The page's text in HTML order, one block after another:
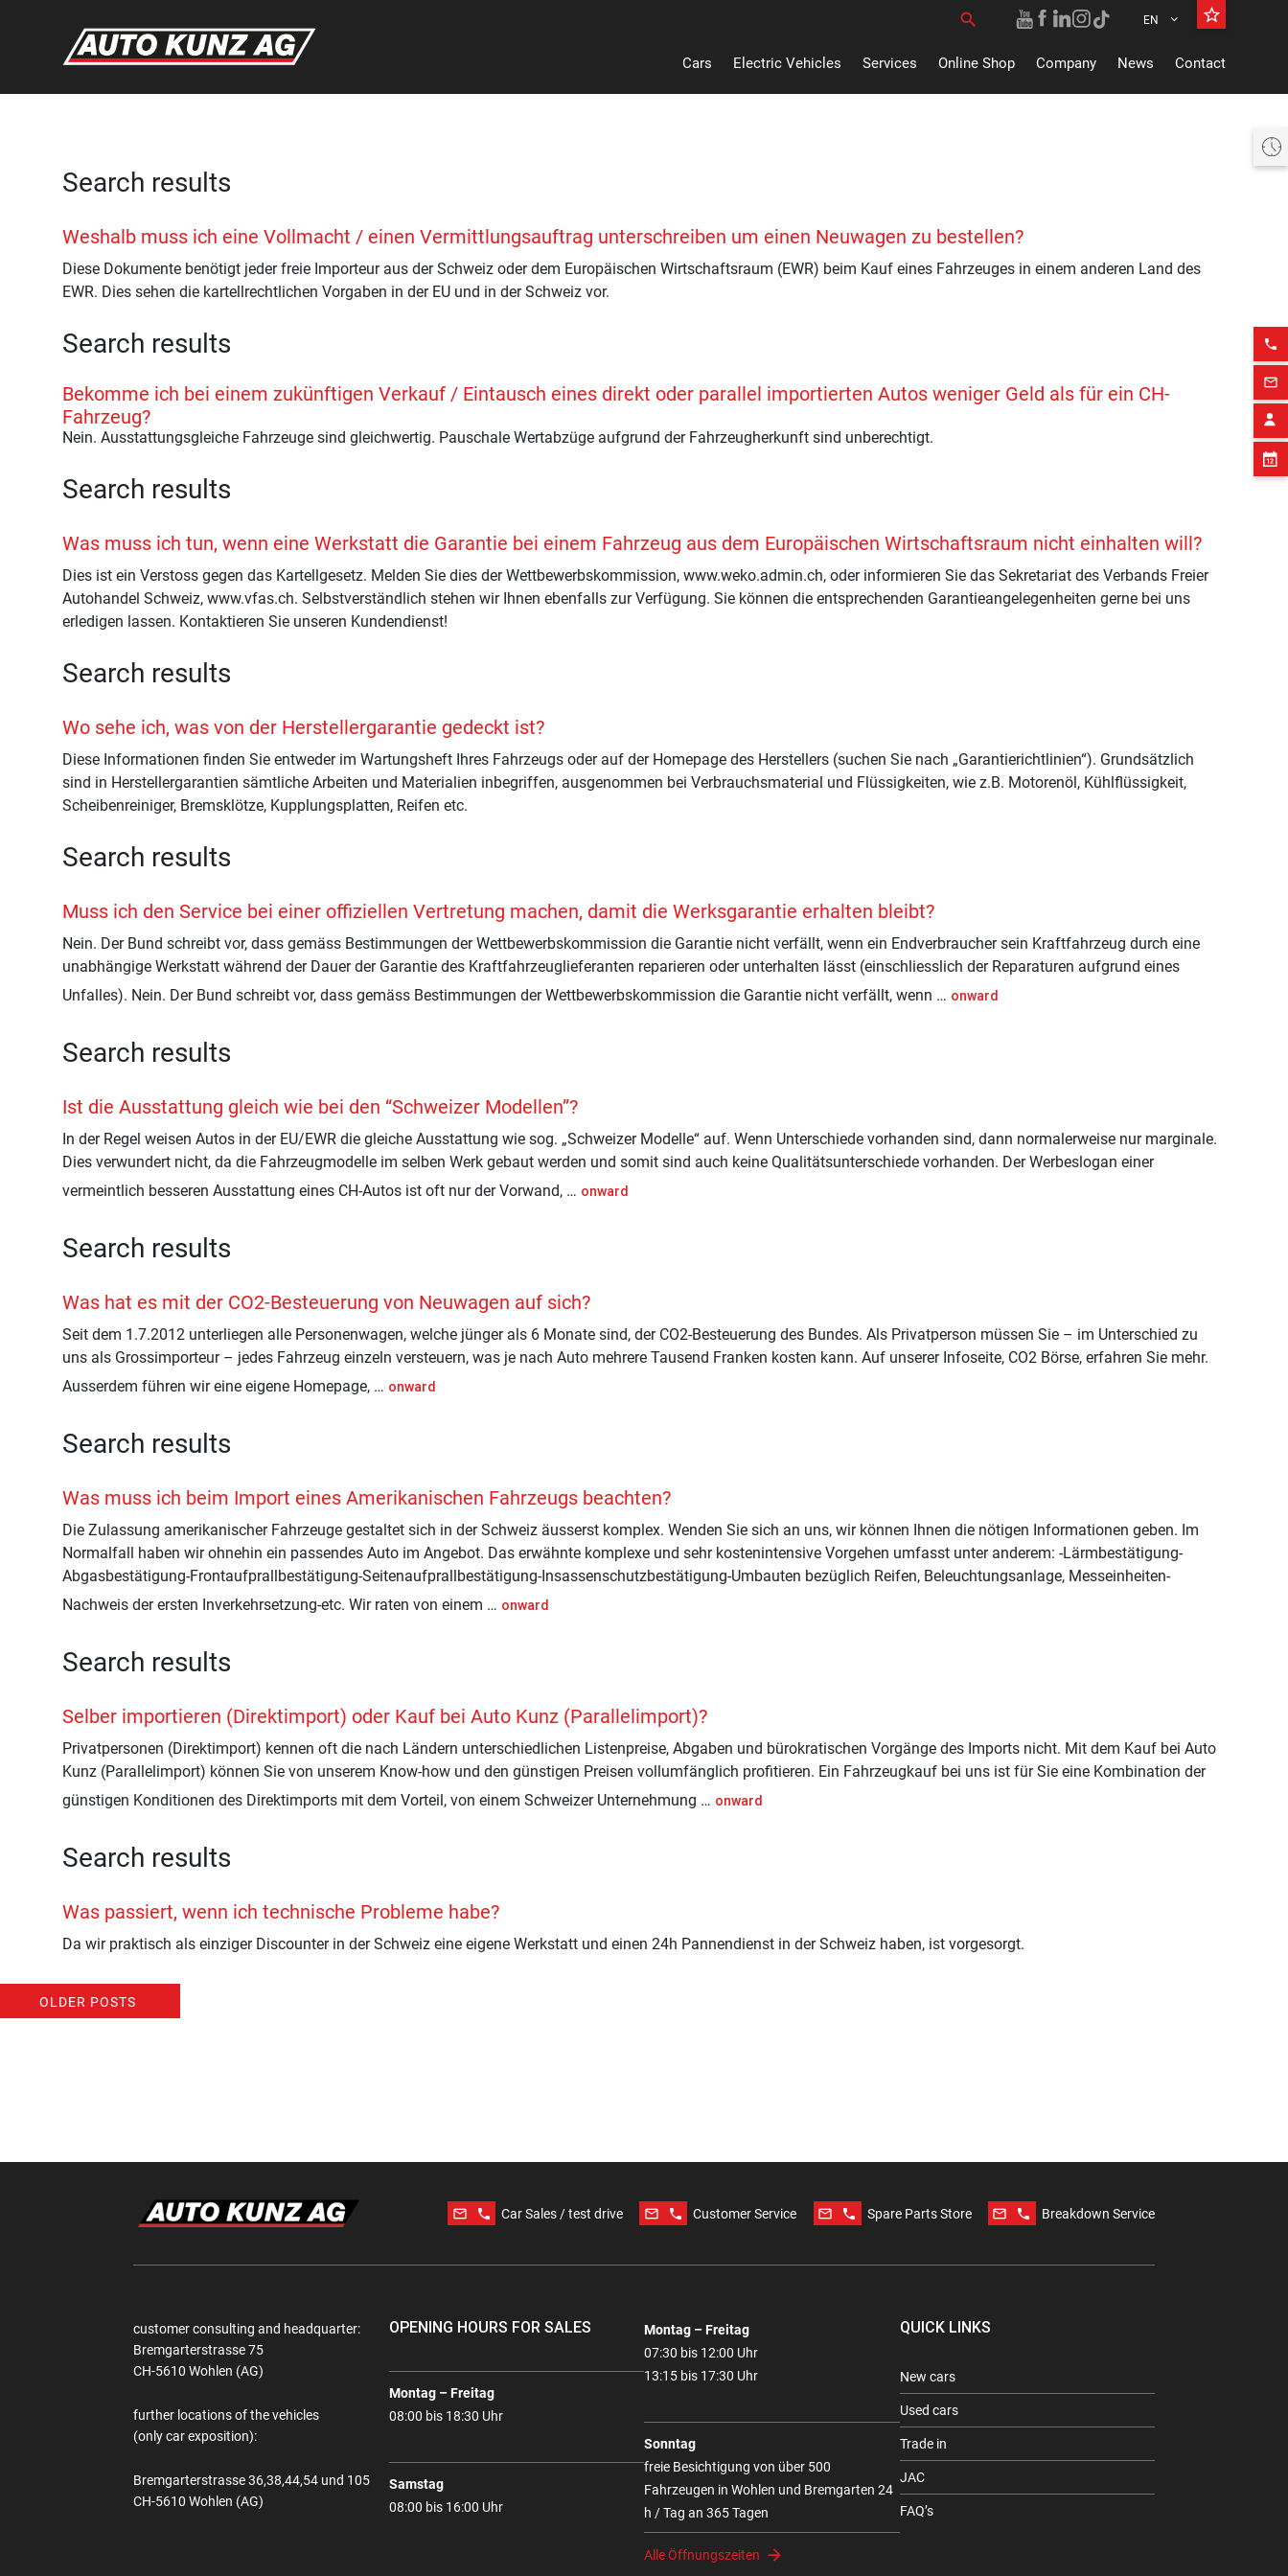
Search for:
search EN star_border
Cars Electric Vehicles Services Online Shop Company News Contact
phone
mail_outline
Search results
Weshalb muss ich eine Vollmacht / einen Vermittlungsauftrag unterschreiben um einen Neuwagen zu bestellen?
Diese Dokumente benötigt jeder freie Importeur aus der Schweiz oder dem Europäischen Wirtschaftsraum (EWR) beim Kauf eines Fahrzeuges in einem anderen Land des
EWR. Dies sehen die kartellrechtlichen Vorgaben in der EU und in der Schweiz vor.
Search results
Bekomme ich bei einem zukünftigen Verkauf / Eintausch eines direkt oder parallel importierten Autos weniger Geld als für ein CH-
Fahrzeug?
Nein. Ausstattungsgleiche Fahrzeuge sind gleichwertig. Pauschale Wertabzüge aufgrund der Fahrzeugherkunft sind unberechtigt.
Search results
Was muss ich tun, wenn eine Werkstatt die Garantie bei einem Fahrzeug aus dem Europäischen Wirtschaftsraum nicht einhalten will?
Dies ist ein Verstoss gegen das Kartellgesetz. Melden Sie dies der Wettbewerbskommission, www.weko.admin.ch, oder informieren Sie das Sekretariat des Verbands Freier
Autohandel Schweiz, www.vfas.ch. Selbstverständlich stehen wir Ihnen ebenfalls zur Verfügung. Sie können die entsprechenden Garantieangelegenheiten gerne bei uns
erledigen lassen. Kontaktieren Sie unseren Kundendienst!
Search results
Wo sehe ich, was von der Herstellergarantie gedeckt ist?
Diese Informationen finden Sie entweder im Wartungsheft Ihres Fahrzeugs oder auf der Homepage des Herstellers (suchen Sie nach „Garantierichtlinien“). Grundsätzlich
sind in Herstellergarantien sämtliche Arbeiten und Materialien inbegriffen, ausgenommen bei Verbrauchsmaterial und Flüssigkeiten, wie z.B. Motorenöl, Kühlflüssigkeit,
Scheibenreiniger, Bremsklötze, Kupplungsplatten, Reifen etc.
Search results
Muss ich den Service bei einer offiziellen Vertretung machen, damit die Werksgarantie erhalten bleibt?
Nein. Der Bund schreibt vor, dass gemäss Bestimmungen der Wettbewerbskommission die Garantie nicht verfällt, wenn ein Endverbraucher sein Kraftfahrzeug durch eine
unabhängige Werkstatt während der Dauer der Garantie des Kraftfahrzeuglieferanten reparieren oder unterhalten lässt (einschliesslich der Reparaturen aufgrund eines
Unfalles). Nein. Der Bund schreibt vor, dass gemäss Bestimmungen der Wettbewerbskommission die Garantie nicht verfällt, wenn … onward
Search results
Ist die Ausstattung gleich wie bei den “Schweizer Modellen”?
In der Regel weisen Autos in der EU/EWR die gleiche Ausstattung wie sog. „Schweizer Modelle“ auf. Wenn Unterschiede vorhanden sind, dann normalerweise nur marginale.
Dies verwundert nicht, da die Fahrzeugmodelle im selben Werk gebaut werden und somit sind auch keine Qualitätsunterschiede vorhanden. Der Werbeslogan einer
vermeintlich besseren Ausstattung eines CH-Autos ist oft nur der Vorwand, … onward
Search results
Was hat es mit der CO2-Besteuerung von Neuwagen auf sich?
Seit dem 1.7.2012 unterliegen alle Personenwagen, welche jünger als 6 Monate sind, der CO2-Besteuerung des Bundes. Als Privatperson müssen Sie – im Unterschied zu
uns als Grossimporteur – jedes Fahrzeug einzeln versteuern, was je nach Auto mehrere Tausend Franken kosten kann. Auf unserer Infoseite, CO2 Börse, erfahren Sie mehr.
Ausserdem führen wir eine eigene Homepage, … onward
Search results
Was muss ich beim Import eines Amerikanischen Fahrzeugs beachten?
Die Zulassung amerikanischer Fahrzeuge gestaltet sich in der Schweiz äusserst komplex. Wenden Sie sich an uns, wir können Ihnen die nötigen Informationen geben. Im
Normalfall haben wir ohnehin ein passendes Auto im Angebot. Das erwähnte komplexe und sehr kostenintensive Vorgehen umfasst unter anderem: -Lärmbestätigung-
Abgasbestätigung-Frontaufprallbestätigung-Seitenaufprallbestätigung-Insassenschutzbestätigung-Umbauten bezüglich Reifen, Beleuchtungsanlage, Messeinheiten-
Nachweis der ersten Inverkehrsetzung-etc. Wir raten von einem … onward
Search results
Selber importieren (Direktimport) oder Kauf bei Auto Kunz (Parallelimport)?
Privatpersonen (Direktimport) kennen oft die nach Ländern unterschiedlichen Listenpreise, Abgaben und bürokratischen Vorgänge des Imports nicht. Mit dem Kauf bei Auto
Kunz (Parallelimport) können Sie von unserem Know-how und den günstigen Preisen vollumfänglich profitieren. Ein Fahrzeugkauf bei uns ist für Sie eine Kombination der
günstigen Konditionen des Direktimports mit dem Vorteil, von einem Schweizer Unternehmung … onward
Search results
Was passiert, wenn ich technische Probleme habe?
Da wir praktisch als einziger Discounter in der Schweiz eine eigene Werkstatt und einen 24h Pannendienst in der Schweiz haben, ist vorgesorgt.
POSTS NAVIGATION
OLDER POSTS
mail_outline phone Car Sales / test drive mail_outline phone Customer Service mail_outline phone Spare Parts Store mail_outline phone Breakdown Service
customer consulting and headquarter:
Bremgarterstrasse 75
CH-5610 Wohlen (AG)
further locations of the vehicles
(only car exposition):
Bremgarterstrasse 36,38,44,54 und 105
CH-5610 Wohlen (AG)
OPENING HOURS FOR SALES
Montag – Freitag
08:00 bis 18:30 Uhr
Samstag
08:00 bis 16:00 Uhr
Montag – Freitag
07:30 bis 12:00 Uhr
13:15 bis 17:30 Uhr
Sonntag
freie Besichtigung von über 500
Fahrzeugen in Wohlen und Bremgarten 24
h / Tag an 365 Tagen
Alle Öffnungszeiten
QUICK LINKS
New cars
Used cars
Trade in
JAC
FAQ’s